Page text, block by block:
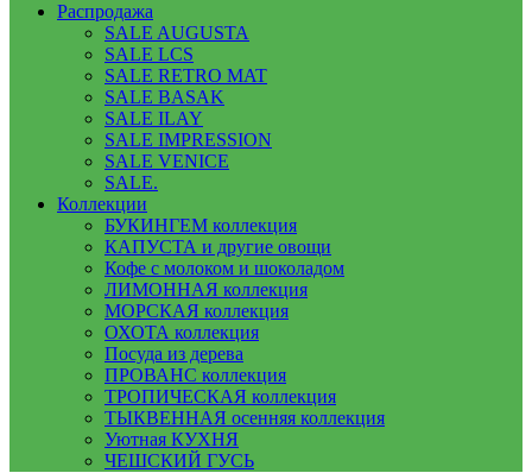
Распродажа
SALE AUGUSTA
SALE LCS
SALE RETRO MAT
SALE BASAK
SALE ILAY
SALE IMPRESSION
SALE VENICE
SALE.
Коллекции
БУКИНГЕМ коллекция
КАПУСТА и другие овощи
Кофе с молоком и шоколадом
ЛИМОННАЯ коллекция
МОРСКАЯ коллекция
ОХОТА коллекция
Посуда из дерева
ПРОВАНС коллекция
ТРОПИЧЕСКАЯ коллекция
ТЫКВЕННАЯ осенняя коллекция
Уютная КУХНЯ
ЧЕШСКИЙ ГУСЬ